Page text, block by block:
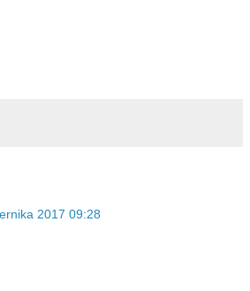
2017 09:28